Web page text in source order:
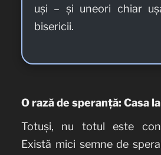
uși – și uneori chiar
bisericii.
O rază de speranță: Casa
Totuși, nu totul este
Există mici semne de